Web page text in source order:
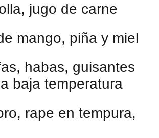
jugo de carne
mango, piña y miel
habas, guisantes
baja temperatura
rape en tempura,